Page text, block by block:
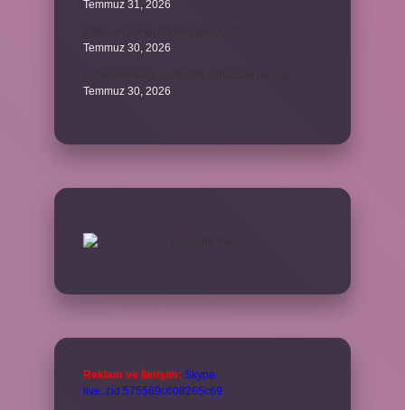
Temmuz 31, 2026
Temmuz 30, 2026
Temmuz 30, 2026
Reklam ve İletişim: Skype:
live:.cid.575569c608265c69